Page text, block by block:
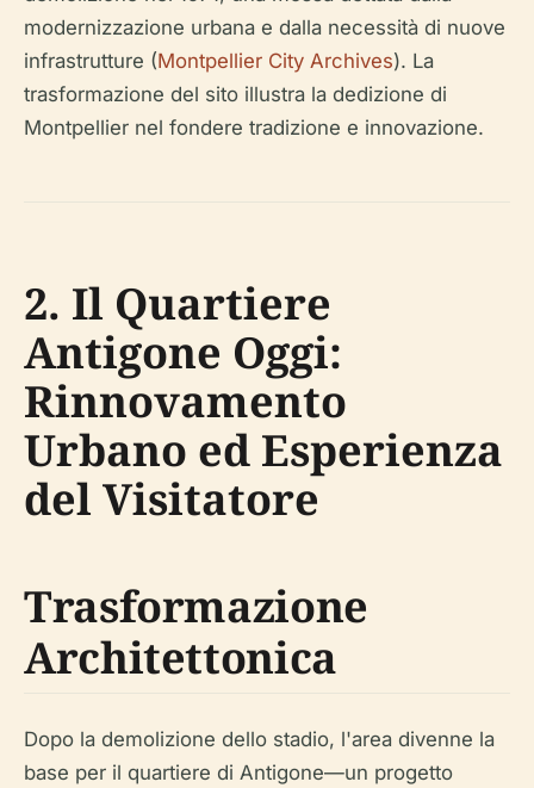
modernizzazione urbana e dalla necessità di nuove
infrastrutture (Montpellier City Archives). La
trasformazione del sito illustra la dedizione di
Montpellier nel fondere tradizione e innovazione.
2. Il Quartiere
Antigone Oggi:
Rinnovamento
Urbano ed Esperienza
del Visitatore
Trasformazione
Architettonica
Dopo la demolizione dello stadio, l'area divenne la
base per il quartiere di Antigone—un progetto